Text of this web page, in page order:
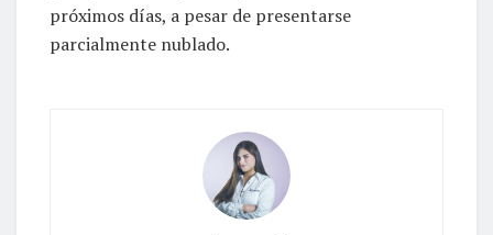
próximos días, a pesar de presentarse
parcialmente nublado.